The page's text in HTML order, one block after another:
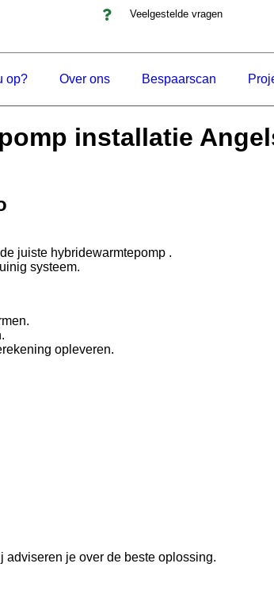
Veelgestelde vragen
op? Over ons Bespaarscan
installatie
juiste hybridewarmtepomp .
systeem.
opleveren.
adviseren je over de beste oplossing.